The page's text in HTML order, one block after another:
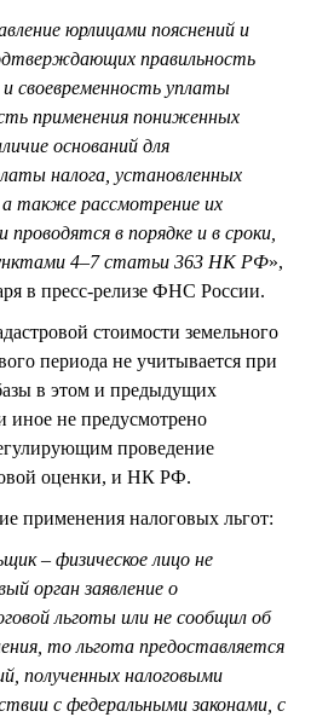
юрлицами пояснений и
правильность
своевременность уплаты
применения пониженных
оснований для
налога, установленных
а также рассмотрение их
в порядке и в сроки,
4–7 статьи 363 НК РФ»,
в пресс-релизе ФНС России.
стоимости земельного
периода не учитывается при
в этом и предыдущих
иное не предусмотрено
проведение
оценки, и НК РФ.
применения налоговых льгот:
– физическое лицо не
орган заявление о
льготы или не сообщил об
то льгота предоставляется
полученных налоговыми
с федеральными законами, с